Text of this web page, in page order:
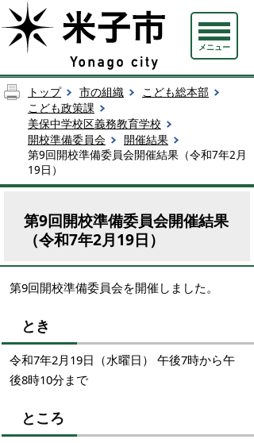
メニュー
トップ 市の組織
こども総本部
こども政策課
美保中学校区義務教育学校
開校準備委員会
開催結果
第9回開校準備委員会開催結果（令和7年2月
19日）
第9回開校準備委員会開催結果
（令和7年2月19日）
第9回開校準備委員会を開催しました。
とき
令和7年2月19日（水曜日） 午後7時から午
後8時10分まで
ところ